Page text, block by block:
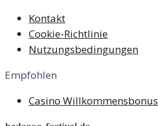
Kontakt
Cookie-Richtlinie
Nutzungsbedingungen
Empfohlen
Casino Willkommensbonus